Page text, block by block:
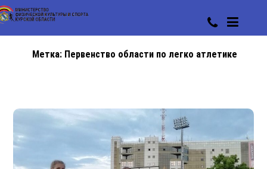
Метка: Первенство области по легко атлетике